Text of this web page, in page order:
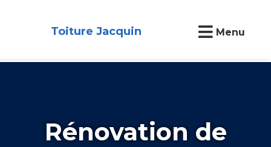
Toiture Jacquin Menu
Rénovation de